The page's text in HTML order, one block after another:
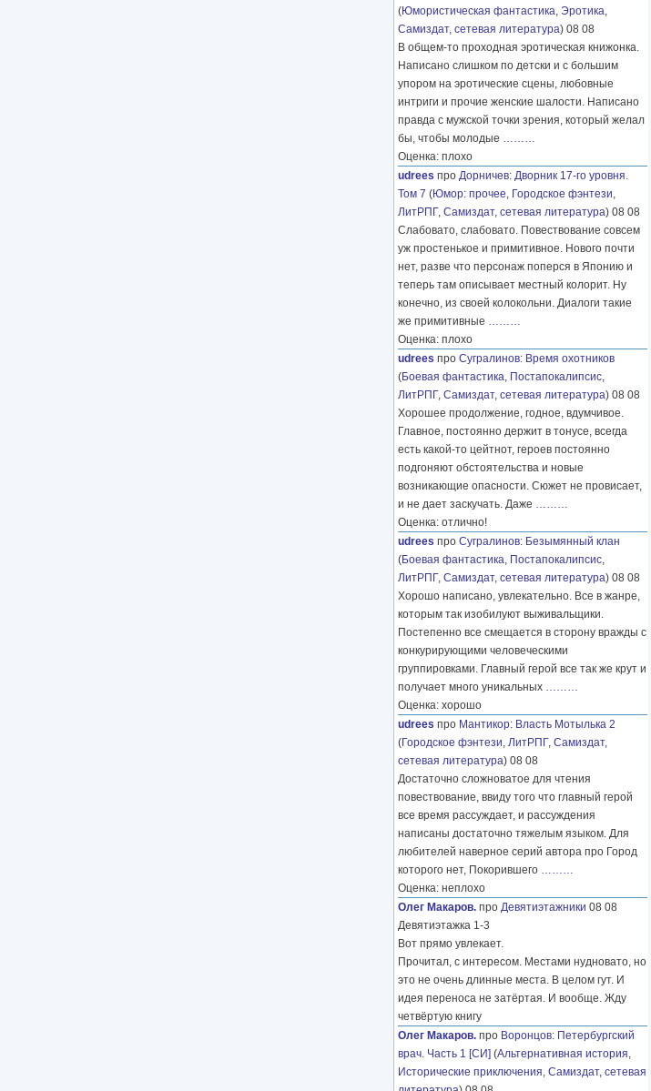
(Юмористическая фантастика, Эротика,
Самиздат, сетевая литература) 08 08
В общем-то проходная эротическая книжонка.
Написано слишком по детски и с большим
упором на эротические сцены, любовные
интриги и прочие женские шалости. Написано
правда с мужской точки зрения, который желал
бы, чтобы молодые ………
Оценка: плохо
udrees про Дорничев: Дворник 17-го уровня.
Том 7 (Юмор: прочее, Городское фэнтези,
ЛитРПГ, Самиздат, сетевая литература) 08 08
Слабовато, слабовато. Повествование совсем
уж простенькое и примитивное. Нового почти
нет, разве что персонаж поперся в Японию и
теперь там описывает местный колорит. Ну
конечно, из своей колокольни. Диалоги такие
же примитивные ………
Оценка: плохо
udrees про Сугралинов: Время охотников
(Боевая фантастика, Постапокалипсис,
ЛитРПГ, Самиздат, сетевая литература) 08 08
Хорошее продолжение, годное, вдумчивое.
Главное, постоянно держит в тонусе, всегда
есть какой-то цейтнот, героев постоянно
подгоняют обстоятельства и новые
возникающие опасности. Сюжет не провисает,
и не дает заскучать. Даже ………
Оценка: отлично!
udrees про Сугралинов: Безымянный клан
(Боевая фантастика, Постапокалипсис,
ЛитРПГ, Самиздат, сетевая литература) 08 08
Хорошо написано, увлекательно. Все в жанре,
которым так изобилуют выживальщики.
Постепенно все смещается в сторону вражды с
конкурирующими человеческими
группировками. Главный герой все так же крут и
получает много уникальных ………
Оценка: хорошо
udrees про Мантикор: Власть Мотылька 2
(Городское фэнтези, ЛитРПГ, Самиздат,
сетевая литература) 08 08
Достаточно сложноватое для чтения
повествование, ввиду того что главный герой
все время рассуждает, и рассуждения
написаны достаточно тяжелым языком. Для
любителей наверное серий автора про Город
которого нет, Покорившего ………
Оценка: неплохо
Олег Макаров. про Девятиэтажники 08 08
Девятиэтажка 1-3
Вот прямо увлекает.
Прочитал, с интересом. Местами нудновато, но
это не очень длинные места. В целом гут. И
идея переноса не затёртая. И вообще. Жду
четвёртую книгу
Олег Макаров. про Воронцов: Петербургский
врач. Часть 1 [СИ] (Альтернативная история,
Исторические приключения, Самиздат, сетевая